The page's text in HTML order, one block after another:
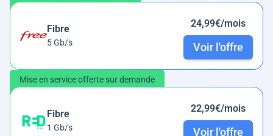
Fibre
5 Gb/s
24,99€/mois
Voir l'offre
Mise en service offerte sur demande
Fibre
1 Gb/s
22,99€/mois
Voir l'offre